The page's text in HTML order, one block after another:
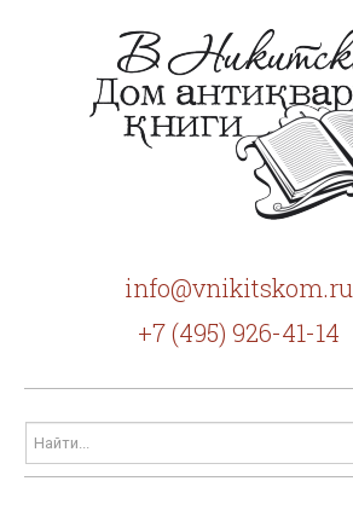
info@vnikitskom.ru
+7 (495) 926-41-14